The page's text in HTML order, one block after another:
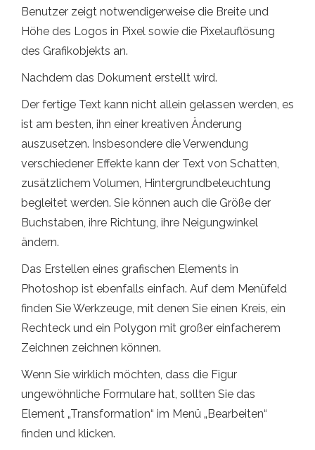
Benutzer zeigt notwendigerweise die Breite und
Höhe des Logos in Pixel sowie die Pixelauflösung
des Grafikobjekts an.
Nachdem das Dokument erstellt wird.
Der fertige Text kann nicht allein gelassen werden, es
ist am besten, ihn einer kreativen Änderung
auszusetzen. Insbesondere die Verwendung
verschiedener Effekte kann der Text von Schatten,
zusätzlichem Volumen, Hintergrundbeleuchtung
begleitet werden. Sie können auch die Größe der
Buchstaben, ihre Richtung, ihre Neigungwinkel
ändern.
Das Erstellen eines grafischen Elements in
Photoshop ist ebenfalls einfach. Auf dem Menüfeld
finden Sie Werkzeuge, mit denen Sie einen Kreis, ein
Rechteck und ein Polygon mit großer einfacherem
Zeichnen zeichnen können.
Wenn Sie wirklich möchten, dass die Figur
ungewöhnliche Formulare hat, sollten Sie das
Element „Transformation“ im Menü „Bearbeiten“
finden und klicken.